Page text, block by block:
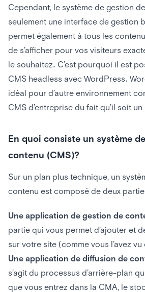
Cependant, le système de gestion
seulement une interface de gestion
permet également à tous les
de s’afficher pour vos visiteurs
le souhaitez. C’est pourquoi il est
CMS headless avec WordPress.
idéal pour d’autre environnement
CMS d’entreprise du fait qu’il soit
En quoi consiste un système
contenu (CMS)?
Sur un plan plus technique, un
contenu est composé de deux
Une application de gestion de
partie qui vous permet d’ajouter et
sur votre site (comme vous l’avez
Une application de diffusion de
s’agit du processus d’arrière-plan
que vous entrez dans la CMA, le